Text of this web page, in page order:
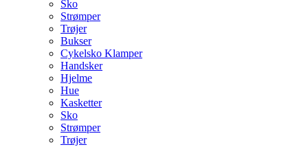
Sko
Strømper
Trøjer
Bukser
Cykelsko Klamper
Handsker
Hjelme
Hue
Kasketter
Sko
Strømper
Trøjer